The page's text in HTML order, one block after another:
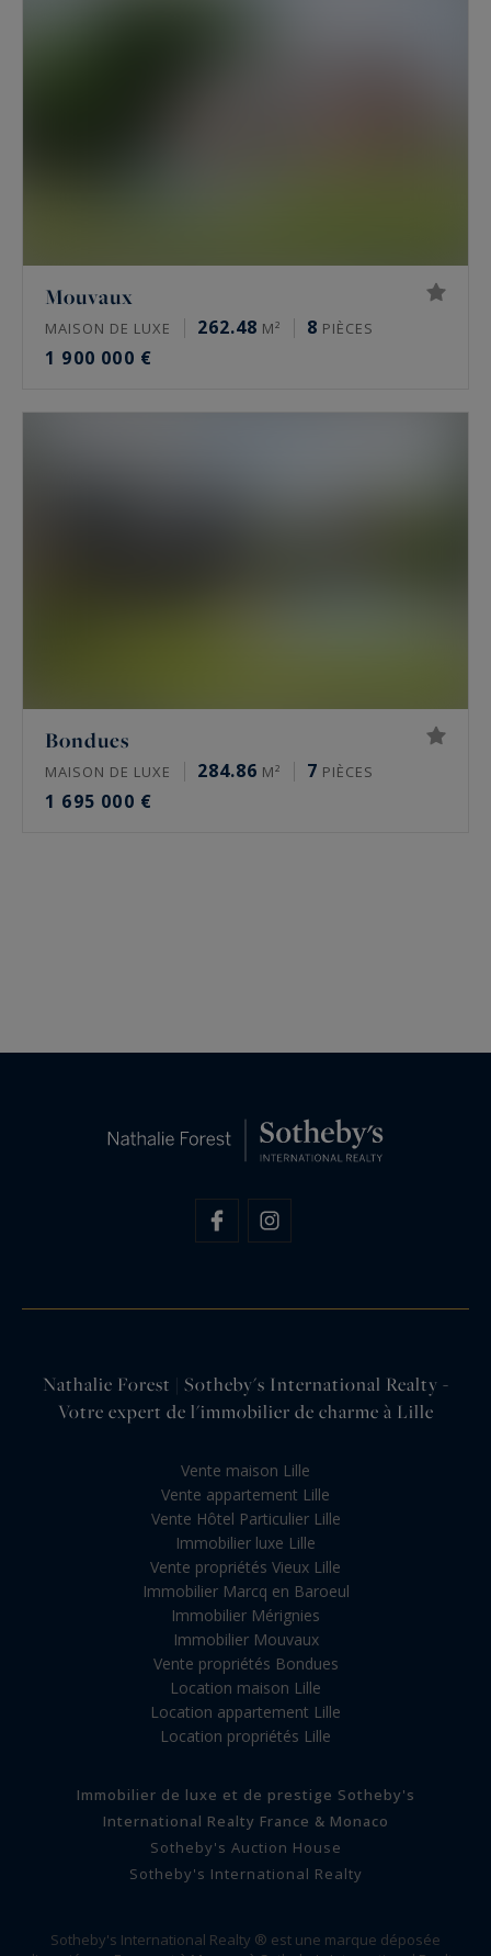
Mouvaux
MAISON DE LUXE 262.48 M² 8 PIÈCES
1 900 000 €
Bondues
MAISON DE LUXE 284.86 M² 7 PIÈCES
1 695 000 €
Nathalie Forest | Sotheby's International Realty -
Votre expert de l'immobilier de charme à Lille
Vente maison Lille
Vente appartement Lille
Vente Hôtel Particulier Lille
Immobilier luxe Lille
Vente propriétés Vieux Lille
Immobilier Marcq en Baroeul
Immobilier Mérignies
Immobilier Mouvaux
Vente propriétés Bondues
Location maison Lille
Location appartement Lille
Location propriétés Lille
Immobilier de luxe et de prestige Sotheby's
International Realty France & Monaco
Sotheby's Auction House
Sotheby's International Realty
Sotheby's International Realty ® est une marque déposée